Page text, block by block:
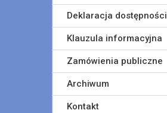
Deklaracja dostępności
Klauzula informacyjna
Zamówienia publiczne
Archiwum
Kontakt